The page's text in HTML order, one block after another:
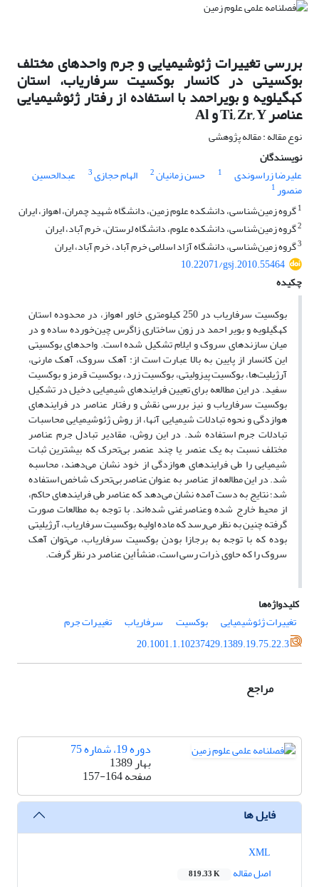
بررسی تغییرات ژئوشیمیایی و جرم واحدهای مختلف
بوکسیتی در کانسار بوکسیت سرفاریاب، استان
کهگیلویه و بویراحمد با استفاده از رفتار ژئوشیمیایی
عناصر Ti, Zr, Y و Al
نوع مقاله : مقاله پژوهشی
نویسندگان
علیرضا زراسوندی
1 حسن زمانیان2 الهام حجازی3 عبدالحسین
منصور1
1گروه زمین‌شناسی، دانشکده علوم زمین، دانشگاه شهید چمران، اهواز، ایران
2گروه زمین‌شناسی، دانشکده علوم، دانشگاه لرستان، خرم آباد، ایران
3گروه زمین‌شناسی، دانشگاه آزاد اسلامی خرم آباد، خرم آباد، ایران
10.22071/gsj.2010.55464
چکیده
بوکسیت سرفاریاب در 250 کیلومتری خاور اهواز، در محدوده استان
کهگیلویه و بویر احمد در زون ساختاری زاگرس چین‌خورده ساده و در
میان سازندهای سروک و ایلام تشکیل شده است. واحدهای بوکسیتی
این کانسار از پایین به بالا عبارت است از: آهک سروک، آهک مارنی،
آرژیلیت‌ها، بوکسیت پیزولیتی، بوکسیت زرد، بوکسیت قرمز و بوکسیت
سفید. در این مطالعه برای تعیین فرایندهای شیمیایی دخیل در تشکیل
بوکسیت سرفاریاب و نیز بررسی نقش و رفتار عناصر در فرایندهای
هوازدگی و نحوه تبادلات شیمیایی آنها، از روش ژئوشیمیایی محاسبات
تبادلات جرم استفاده شد. در این روش، مقادیر تبادل جرم عناصر
مختلف نسبت به یک عنصر یا چند عنصر بی‌تحرک که بیشترین ثبات
شیمیایی را طی فرایندهای هوازدگی از خود نشان می‌دهند، محاسبه
شد. در این مطالعه از عناصر به عنوان عناصر بی‌تحرک شاخص استفاده
شد؛ نتایج به دست آمده نشان می‌دهد که عناصر طی فرایندهای حاکم،
از محیط خارج شده وعناصرغنی شده‌اند. با توجه به مطالعات صورت
گرفته چنین به نظر می‌رسد که ماده اولیه بوکسیت سرفاریاب، آرژیلیتی
بوده که با توجه به برجازا بودن بوکسیت سرفاریاب، می‌توان‌ آهک
سروک را که حاوی ذرات رسی است، منشأ این عناصر در نظر گرفت.
کلیدواژه‌ها
تغییرات ژئوشیمیایی
بوکسیت سرفاریاب
تغییرات جرم
20.1001.1.10237429.1389.19.75.22.3
مراجع
دوره 19، شماره 75
بهار 1389
صفحه157-164
فایل ها
اصل مقاله
819.33 K